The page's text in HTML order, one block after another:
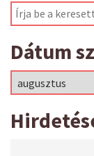
Dátum